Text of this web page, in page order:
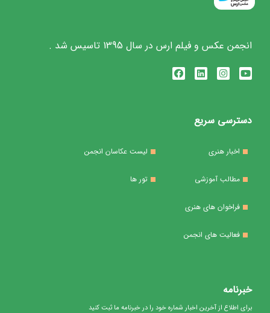
انجمن عکس و فیلم ارس در سال 1395 تاسیس شد .
دسترسی سریع
اخبار هنری
مطالب آموزشی
فراخوان های هنری
فعالیت های انجمن
لیست عکاسان انجمن
تور ها
خبرنامه
برای اطلاع از آخرین اخبار شماره خود را در خبرنامه ما ثبت کنید